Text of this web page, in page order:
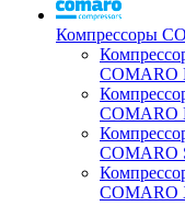
Компрессоры
COMARO
COMARO
COMARO
COMARO